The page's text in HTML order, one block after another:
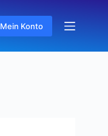
Mein Konto